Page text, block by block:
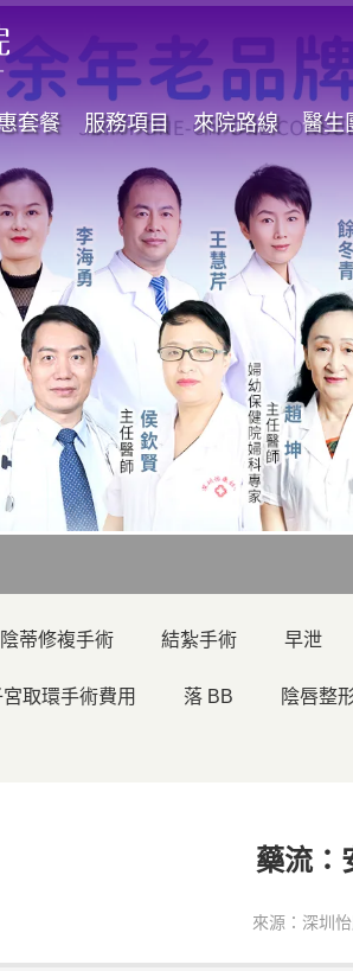
套餐 服務項目 來院路線 醫生
陰蒂修複手術 結紮手術 早泄
取環手術費用 落 BB 陰唇整
藥流：
來源：深圳